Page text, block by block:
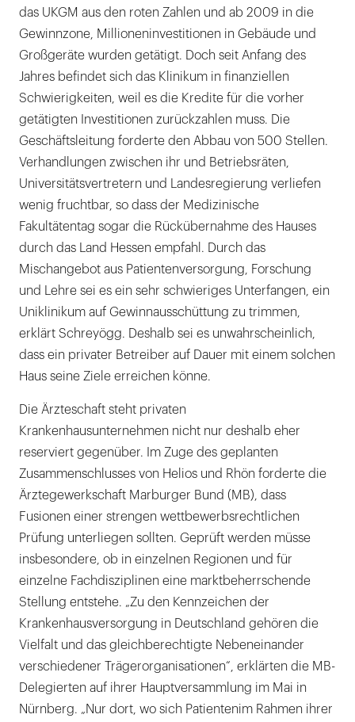
das UKGM aus den roten Zahlen und ab 2009 in die
Gewinnzone, Millioneninvestitionen in Gebäude und
Großgeräte wurden getätigt. Doch seit Anfang des
Jahres befindet sich das Klinikum in finanziellen
Schwierigkeiten, weil es die Kredite für die vorher
getätigten Investitionen zurückzahlen muss. Die
Geschäftsleitung forderte den Abbau von 500 Stellen.
Verhandlungen zwischen ihr und Betriebsräten,
Universitätsvertretern und Landesregierung verliefen
wenig fruchtbar, so dass der Medizinische
Fakultätentag sogar die Rückübernahme des Hauses
durch das Land Hessen empfahl. Durch das
Mischangebot aus Patientenversorgung, Forschung
und Lehre sei es ein sehr schwieriges Unterfangen, ein
Uniklinikum auf Gewinnausschüttung zu trimmen,
erklärt Schreyögg. Deshalb sei es unwahrscheinlich,
dass ein privater Betreiber auf Dauer mit einem solchen
Haus seine Ziele erreichen könne.
Die Ärzteschaft steht privaten
Krankenhausunternehmen nicht nur deshalb eher
reserviert gegenüber. Im Zuge des geplanten
Zusammenschlusses von Helios und Rhön forderte die
Ärztegewerkschaft Marburger Bund (MB), dass
Fusionen einer strengen wettbewerbsrechtlichen
Prüfung unterliegen sollten. Geprüft werden müsse
insbesondere, ob in einzelnen Regionen und für
einzelne Fachdisziplinen eine marktbeherrschende
Stellung entstehe. „Zu den Kennzeichen der
Krankenhausversorgung in Deutschland gehören die
Vielfalt und das gleichberechtigte Nebeneinander
verschiedener Trägerorganisationen“, erklärten die MB-
Delegierten auf ihrer Hauptversammlung im Mai in
Nürnberg. „Nur dort, wo sich Patientenim Rahmen ihrer